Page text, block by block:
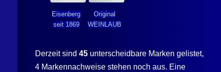
Eisenberg
seit 1869
Original
WEINLAUB
Derzeit sind45 unterscheidbare Marken gelistet,
4 Markennachweise stehen noch aus. Eine